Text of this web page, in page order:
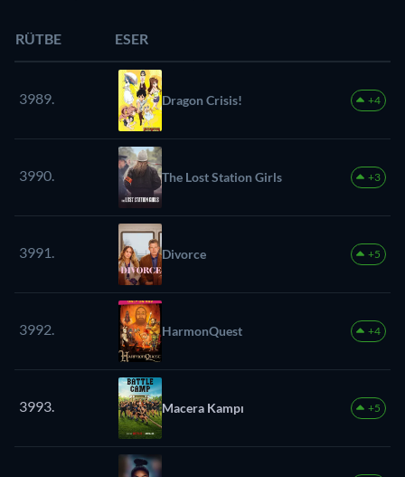
RÜTBE ESER
3989. Dragon Crisis! +4
3990. The Lost Station Girls +3
3991. Divorce +5
3992. HarmonQuest +4
3993. Macera Kampı +5